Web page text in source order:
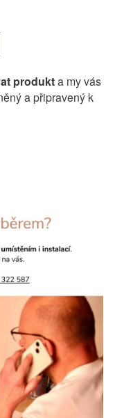
produkta my vás
a připravený k